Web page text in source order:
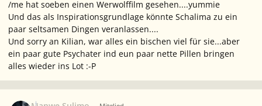
/me hat soeben einen Werwolffilm gesehen....yummie
Und das als Inspirationsgrundlage könnte Schalima zu ein
paar seltsamen Dingen veranlassen....
Und sorry an Kilian, war alles ein bischen viel für sie...aber
ein paar gute Psychater ind eun paar nette Pillen bringen
alles wieder ins Lot :-P